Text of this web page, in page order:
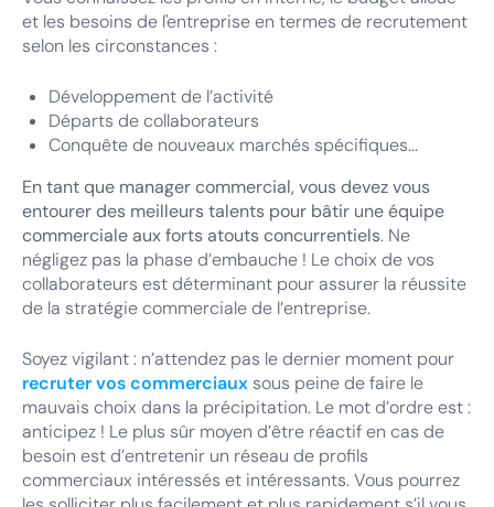
et les besoins de l'entreprise en termes de recrutement
selon les circonstances :
Développement de l’activité
Départs de collaborateurs
Conquête de nouveaux marchés spécifiques...
En tant que manager commercial, vous devez vous
entourer des meilleurs talents pour bâtir une équipe
commerciale aux forts atouts concurrentiels. Ne
négligez pas la phase d’embauche ! Le choix de vos
collaborateurs est déterminant pour assurer la réussite
de la stratégie commerciale de l’entreprise.
Soyez vigilant : n’attendez pas le dernier moment pour
recruter vos commerciaux sous peine de faire le
mauvais choix dans la précipitation. Le mot d’ordre est :
anticipez ! Le plus sûr moyen d’être réactif en cas de
besoin est d’entretenir un réseau de profils
commerciaux intéressés et intéressants. Vous pourrez